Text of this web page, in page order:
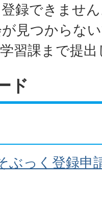
録できませ
見つからな
習課まで提
ド
ぶっく登録申